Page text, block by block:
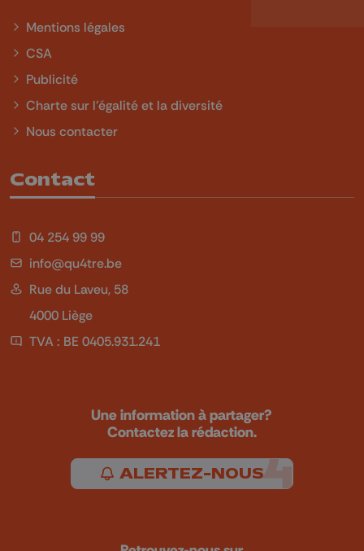
Mentions légales
CSA
Publicité
Charte sur l'égalité et la diversité
Nous contacter
Contact
04 254 99 99
info@qu4tre.be
Rue du Laveu, 58
4000 Liège
TVA : BE 0405.931.241
Une information à partager?
Contactez la rédaction.
ALERTEZ-NOUS